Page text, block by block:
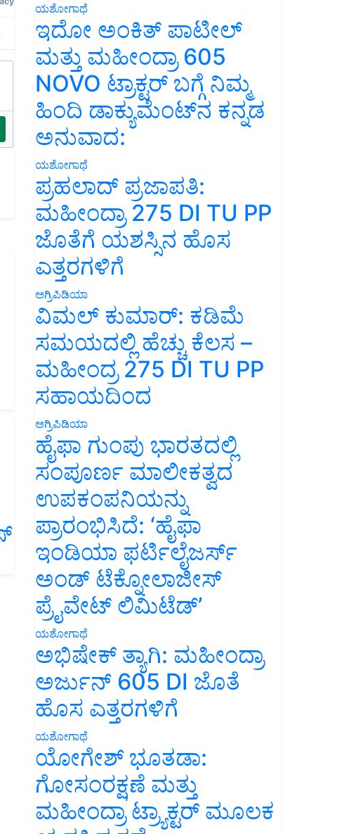
ಯಶೋಗಾಥೆ
ಇದೋ ಅಂಕಿತ್ ಪಾಟೀಲ್
ಮತ್ತು ಮಹೀಂದ್ರಾ 605
NOVO ಟ್ರಾಕ್ಟರ್ ಬಗ್ಗೆ ನಿಮ್ಮ
ಹಿಂದಿ ಡಾಕ್ಯುಮೆಂಟ್‌ನ ಕನ್ನಡ
ಅನುವಾದ:
ಯಶೋಗಾಥೆ
ಪ್ರಹಲಾದ್ ಪ್ರಜಾಪತಿ:
ಮಹೀಂದ್ರಾ 275 DI TU PP
ಜೊತೆಗೆ ಯಶಸ್ಸಿನ ಹೊಸ
ಎತ್ತರಗಳಿಗೆ
ಅಗ್ರಿಪಿಡಿಯಾ
ವಿಮಲ್ ಕುಮಾರ್: ಕಡಿಮೆ
ಸಮಯದಲ್ಲಿ ಹೆಚ್ಚು ಕೆಲಸ –
ಮಹೀಂದ್ರ 275 DI TU PP
ಸಹಾಯದಿಂದ
ಅಗ್ರಿಪಿಡಿಯಾ
ಹೈಫಾ ಗುಂಪು ಭಾರತದಲ್ಲಿ
ಸಂಪೂರ್ಣ ಮಾಲೀಕತ್ವದ
ಉಪಕಂಪನಿಯನ್ನು
ಪ್ರಾರಂಭಿಸಿದೆ: ‘ಹೈಫಾ
ಇಂಡಿಯಾ ಫರ್ಟಿಲೈಜರ್ಸ್
ಅಂಡ್ ಟೆಕ್ನೋಲಾಜೀಸ್
ಪ್ರೈವೇಟ್ ಲಿಮಿಟೆಡ್’
ಯಶೋಗಾಥೆ
ಅಭಿಷೇಕ್ ತ್ಯಾಗಿ: ಮಹೀಂದ್ರಾ
ಅರ್ಜುನ್ 605 DI ಜೊತೆ
ಹೊಸ ಎತ್ತರಗಳಿಗೆ
ಯಶೋಗಾಥೆ
ಯೋಗೇಶ್ ಭೂತಡಾ:
ಗೋಸಂರಕ್ಷಣೆ ಮತ್ತು
ಮಹೀಂದ್ರಾ ಟ್ರ್ಯಾಕ್ಟರ್ ಮೂಲಕ